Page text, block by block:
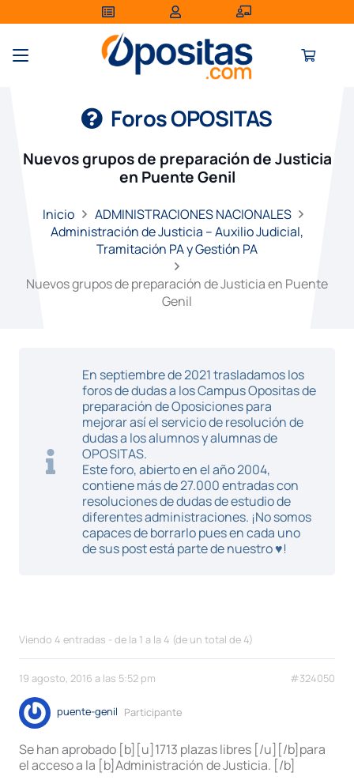
Foros OPOSITAS
Nuevos grupos de preparación de Justicia
en Puente Genil
Inicio
ADMINISTRACIONES NACIONALES
Administración de Justicia – Auxilio Judicial,
Tramitación PA y Gestión PA
Nuevos grupos de preparación de Justicia en Puente
Genil
En septiembre de 2021 trasladamos los
foros de dudas a los Campus Opositas de
preparación de Oposiciones para
mejorar así el servicio de resolución de
dudas a los alumnos y alumnas de
OPOSITAS.
Este foro, abierto en el año 2004,
contiene más de 27.000 entradas con
resoluciones de dudas de estudio de
diferentes administraciones. ¡No somos
capaces de borrarlo pues en cada uno
de sus post está parte de nuestro ♥!
Viendo 4 entradas - de la 1 a la 4 (de un total de 4)
19 agosto, 2016 a las 5:52 pm #324050
puente-genil Participante
Se han aprobado [b][u]1713 plazas libres [/u][/b]para
el acceso a la [b]Administración de Justicia. [/b]